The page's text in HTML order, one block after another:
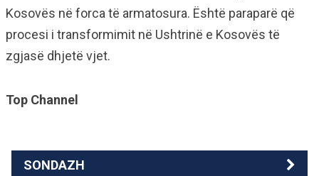
Kosovës në forca të armatosura. Është paraparë që
procesi i transformimit në Ushtrinë e Kosovës të
zgjasë dhjetë vjet.
Top Channel
SONDAZH